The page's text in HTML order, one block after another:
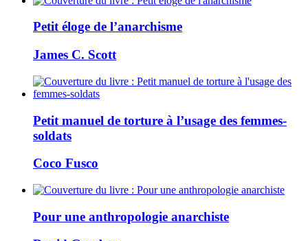
Petit éloge de l’anarchisme
James C. Scott
Petit manuel de torture à l’usage des femmes-
soldats
Coco Fusco
Pour une anthropologie anarchiste